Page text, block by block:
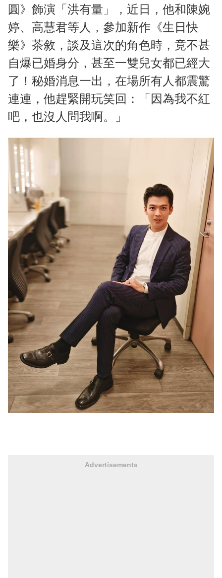
圓》飾演「洪有量」，近日，他和陳婉
婷、高慧君等人，參加新作《生日快
樂》茶敘，談及這次的角色時，竟不甚
自爆已婚身分，甚至一雙兒女都已經大
了！秘婚消息一出，在場所有人都震驚
連連，他趕緊開玩笑回：「因為我不紅
吧，也沒人問我啊。」
Advertisements